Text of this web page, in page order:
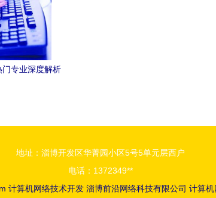
门专业深度解析
地址：淄博开发区华菁园小区5号5单元层西户
电话：1372349**
计算机网络技术开发 淄博前沿网络科技有限公司 计算